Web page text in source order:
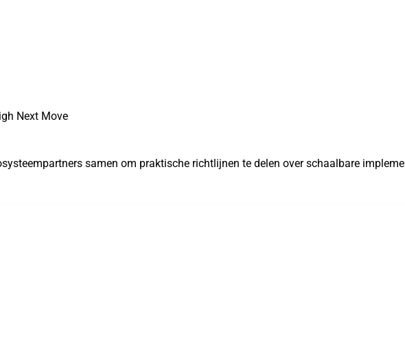
Next Move
samen om praktische richtlijnen te delen over schaalbare impleme